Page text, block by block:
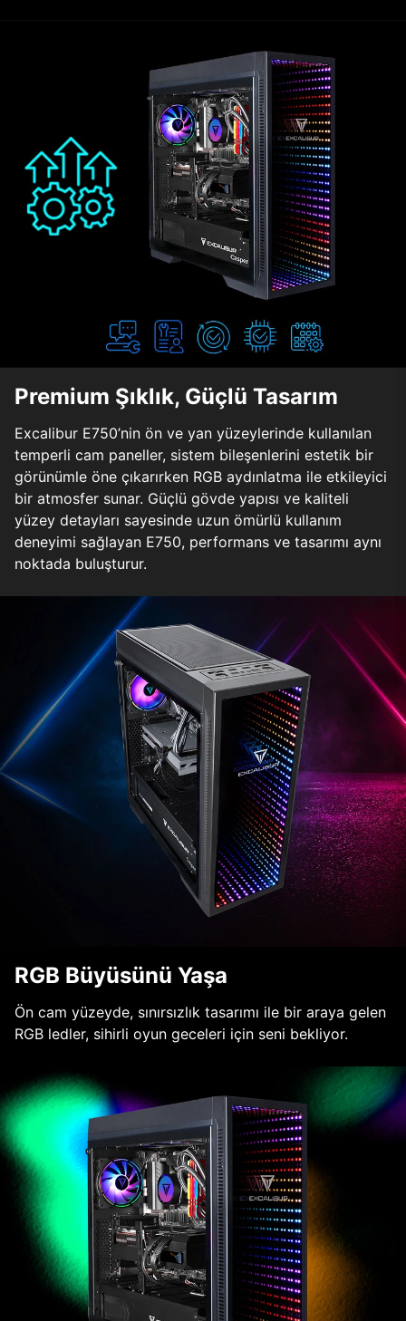
Premium Şıklık, Güçlü Tasarım
Excalibur E750’nin ön ve yan yüzeylerinde kullanılan
temperli cam paneller, sistem bileşenlerini estetik bir
görünümle öne çıkarırken RGB aydınlatma ile etkileyici
bir atmosfer sunar. Güçlü gövde yapısı ve kaliteli
yüzey detayları sayesinde uzun ömürlü kullanım
deneyimi sağlayan E750, performans ve tasarımı aynı
noktada buluşturur.
RGB Büyüsünü Yaşa
Ön cam yüzeyde, sınırsızlık tasarımı ile bir araya gelen
RGB ledler, sihirli oyun geceleri için seni bekliyor.